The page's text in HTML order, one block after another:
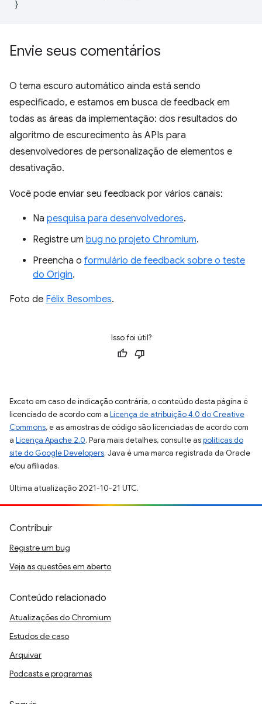
}
Envie seus comentários
O tema escuro automático ainda está sendo
especificado, e estamos em busca de feedback em
todas as áreas da implementação: dos resultados do
algoritmo de escurecimento às APIs para
desenvolvedores de personalização de elementos e
desativação.
Você pode enviar seu feedback por vários canais:
Na pesquisa para desenvolvedores.
Registre um bug no projeto Chromium.
Preencha o formulário de feedback sobre o teste
do Origin.
Foto de Félix Besombes.
Isso foi útil?
Exceto em caso de indicação contrária, o conteúdo desta página é
licenciado de acordo com a Licença de atribuição 4.0 do Creative
Commons, e as amostras de código são licenciadas de acordo com
a Licença Apache 2.0. Para mais detalhes, consulte aspolíticas do
site do Google Developers. Java é uma marca registrada da Oracle
e/ou afiliadas.
Última atualização 2021-10-21 UTC.
Contribuir
Registre um bug
Veja as questões em aberto
Conteúdo relacionado
Atualizações do Chromium
Estudos de caso
Arquivar
Podcasts e programas